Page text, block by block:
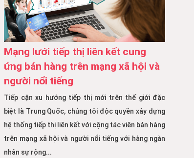
Mạng lưới tiếp thị liên kết cung
ứng bán hàng trên mạng xã hội và
người nổi tiếng
Tiếp cận xu hướng tiếp thị mới trên thế giới đặc
biệt là Trung Quốc, chúng tôi độc quyền xây dựng
hệ thống tiếp thị liên kết với cộng tác viên bán hàng
trên mạng xã hội và người nổi tiếng với hàng ngàn
nhân sự rộng...